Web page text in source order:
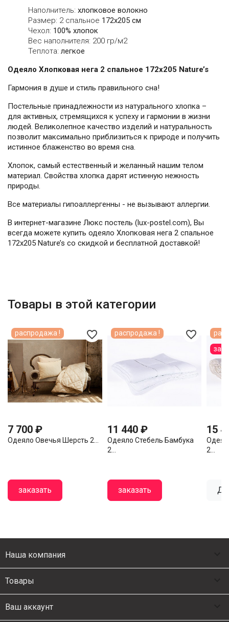
Наполнитель: хлопковое волокно
Размер: 2 спальное 172х205 см
Чехол: 100% хлопок
Вес наполнителя: 200 гр/м2
Теплота: легкое
Одеяло Хлопковая нега 2 спальное 172х205 Nature’s
Гармония в душе и стиль правильного сна!
Постельные принадлежности из натурального хлопка –
для активных, стремящихся к успеху и гармонии в жизни
людей. Великолепное качество изделий и натуральность
позволит максимально приблизиться к природе и получить
истинное блаженство во время сна.
Хлопок, самый естественный и желанный нашим телом
материал. Свойства хлопка дарят истинную нежность
природы.
Все материалы гипоаллергенны - не вызывают аллергии.
В интернет-магазине Люкс постель (lux-postel.com), Вы
всегда можете купить одеяло Хлопковая нега 2 спальное
172х205 Nature’s со скидкой и бесплатной доставкой!
Товары в этой категории
favorite_border
7 700 ₽
Одеяло Овечья Шерсть 2...
заказать
распродажа ! favorite_border
11 440 ₽
Одеяло Стебель Бамбука
2...
заказать
распродажа !
15
2...
Наша компания
Товары
Ваш аккаунт